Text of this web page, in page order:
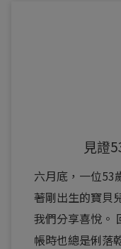
見證
六月底，一位53
著剛出生的寶貝
我們分享喜悅。
帳時也總是俐落